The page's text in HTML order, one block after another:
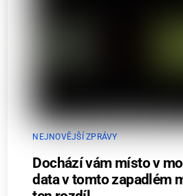
NEJNOVĚJŠÍ ZPRÁVY
Dochází vám místo v
data v tomto zapadlém